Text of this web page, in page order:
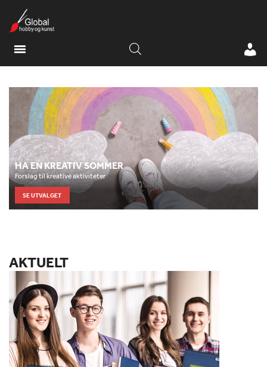
HA EN KREATIV SOMMER
Forslag til kreative aktiviteter
SE UTVALGET
AKTUELT